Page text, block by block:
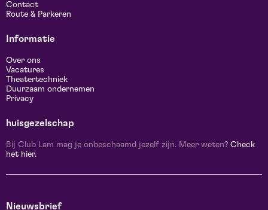
Contact
Route & Parkeren
Informatie
Over ons
Vacatures
Theatertechniek
Duurzaam ondernemen
Privacy
huisgezelschap
Bij Club Lam mag je onbeschaamd jezelf zijn. Meer weten? Check
het hier.
Nieuwsbrief